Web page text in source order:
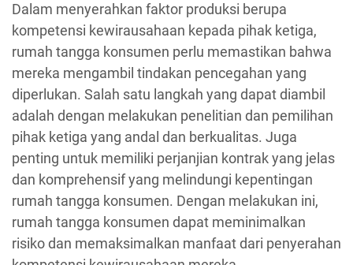
Dalam menyerahkan faktor produksi berupa
kompetensi kewirausahaan kepada pihak ketiga,
rumah tangga konsumen perlu memastikan bahwa
mereka mengambil tindakan pencegahan yang
diperlukan. Salah satu langkah yang dapat diambil
adalah dengan melakukan penelitian dan pemilihan
pihak ketiga yang andal dan berkualitas. Juga
penting untuk memiliki perjanjian kontrak yang jelas
dan komprehensif yang melindungi kepentingan
rumah tangga konsumen. Dengan melakukan ini,
rumah tangga konsumen dapat meminimalkan
risiko dan memaksimalkan manfaat dari penyerahan